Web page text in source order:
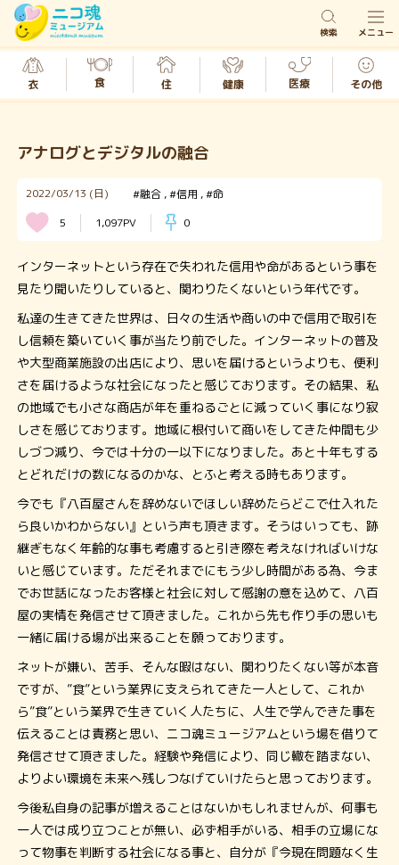
検索 メニュー
衣 食 住 健康 医療 その他
アナログとデジタルの融合
2022/03/13 (日) #融合 #信用
#命
5
1,097PV 0
インターネットという存在で失われた信用や命があるという事を
見たり聞いたりしていると、関わりたくないという年代です。
私達の生きてきた世界は、日々の生活や商いの中で信用で取引を
し信頼を築いていく事が当たり前でした。インターネットの普及
や大型商業施設の出店により、思いを届けるというよりも、便利
さを届けるような社会になったと感じております。その結果、私
の地域でも小さな商店が年を重ねるごとに減っていく事になり寂
しさを感じております。地域に根付いて商いをしてきた仲間も少
しづつ減り、今では十分の一以下になりました。あと十年もする
とどれだけの数になるのかな、とふと考える時もあります。
今でも『八百屋さんを辞めないでほしい辞めたらどこで仕入れた
ら良いかわからない』という声も頂きます。そうはいっても、跡
継ぎもなく年齢的な事も考慮すると引き際を考えなければいけな
いと感じています。ただそれまでにもう少し時間がある為、今ま
でお世話になったお客様と社会に対して感謝の意を込めて、八百
屋の実情を発信させて頂きました。これから先も作り手の思いも
一緒に届ける場が出来ることを願っております。
ネットが嫌い、苦手、そんな暇はない、関わりたくない等が本音
ですが、”食”という業界に支えられてきた一人として、これか
ら”食”という業界で生きていく人たちに、人生で学んできた事を
伝えることは責務と思い、ニコ魂ミュージアムという場を借りて
発信させて頂きました。経験や発信により、同じ轍を踏まない、
よりよい環境を未来へ残しつなげていけたらと思っております。
今後私自身の記事が増えることはないかもしれませんが、何事も
一人では成り立つことが無い、必ず相手がいる、相手の立場にな
って物事を判断する社会になる事と、自分が『今現在問題なく生